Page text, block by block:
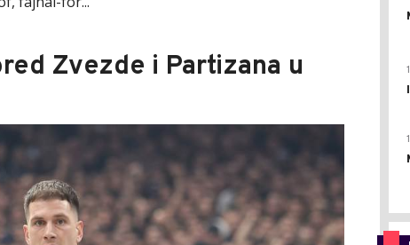
Zvezde i Partizana u